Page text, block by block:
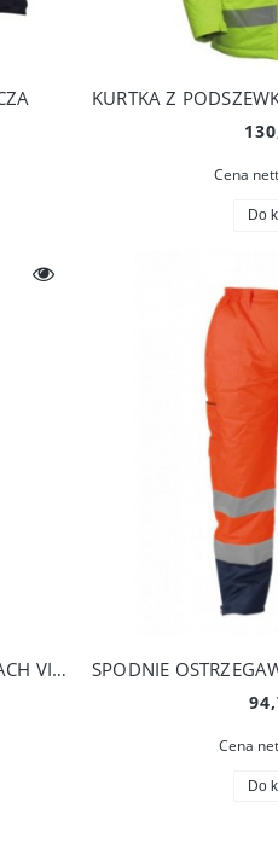
Cena
Do
SPODNIE OSTRZEGAWCZE NA SZELKACH VIZWELL
Cena
Do